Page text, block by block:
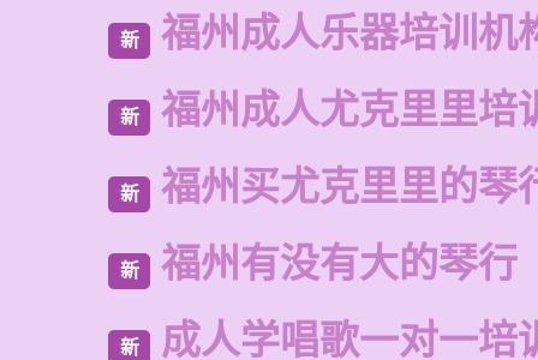
新 福州成人乐器培训机
新 福州成人尤克里里培
新 福州买尤克里里的琴
新 福州有没有大的琴行
新 成人学唱歌一对一培